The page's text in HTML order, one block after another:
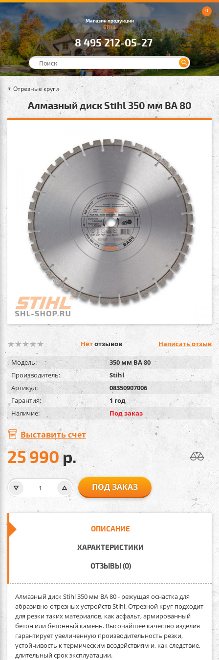
Магазин продукции
STIHL
8 495 212-05-27
0
Отрезные круги
Алмазный диск Stihl 350 мм ВА 80
Нетотзывов Написать отзыв
Модель:
350 мм ВА 80
Производитель:
Stihl
Артикул:
08350907006
Гарантия:
1 год
Наличие:
Под заказ
Выставить счет
25 990 р.
ПОД ЗАКАЗ
ОПИСАНИЕ
ХАРАКТЕРИСТИКИ
ОТЗЫВЫ (0)
Алмазный диск Stihl 350 мм ВА 80 - режущая оснастка для
абразивно-отрезных устройств Stihl. Отрезной круг подходит
для резки таких материалов, как асфальт, армированный
бетон или бетонный камень. Высочайшее качество изделия
гарантирует увеличенную производительность резки,
устойчивость к термическим воздействиям и, как следствие,
длительный срок эксплуатации.